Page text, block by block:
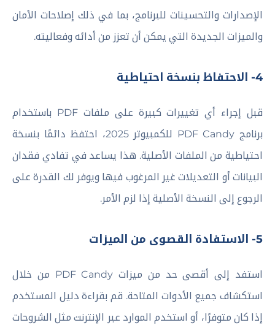
الإصدارات والتحسينات للبرنامج، بما في ذلك إصلاحات الأمان
والميزات الجديدة التي يمكن أن تعزز من أدائه وفعاليته.
4- الاحتفاظ بنسخة احتياطية
قبل إجراء أي تغييرات كبيرة على ملفات PDF باستخدام
برنامج PDF Candy للكمبيوتر 2025، احتفظ دائمًا بنسخة
احتياطية من الملفات الأصلية. هذا يساعد في تفادي فقدان
البيانات أو التعديلات غير المرغوب فيها ويوفر لك القدرة على
الرجوع إلى النسخة الأصلية إذا لزم الأمر.
5- الاستفادة القصوى من الميزات
استفد إلى أقصى حد من ميزات PDF Candy من خلال
استكشاف جميع الأدوات المتاحة. قم بقراءة دليل المستخدم
إذا كان متوفرًا، أو استخدم الموارد عبر الإنترنت مثل الشروحات